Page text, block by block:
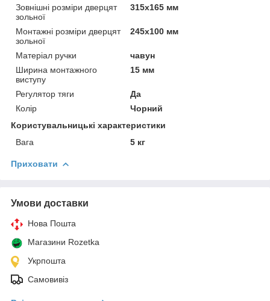
Зовнішні розміри дверцят
зольної
315х165 мм
Монтажні розміри дверцят
зольної
245х100 мм
Матеріал ручки
чавун
Ширина монтажного
виступу
15 мм
Регулятор тяги
Да
Колір
Чорний
Користувальницькі характеристики
Вага
5 кг
Приховати
Умови доставки
Нова Пошта
Магазини Rozetka
Укрпошта
Самовивіз